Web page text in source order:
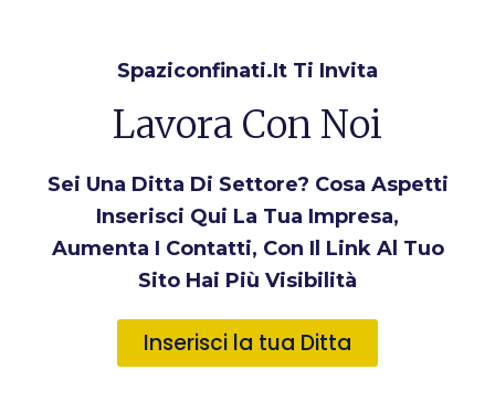
Spaziconfinati.it Ti Invita
Lavora Con Noi
Sei Una Ditta Di Settore? Cosa Aspetti
Inserisci Qui La Tua Impresa,
Aumenta I Contatti, Con Il Link Al Tuo
Sito Hai Più Visibilità
Inserisci la tua Ditta